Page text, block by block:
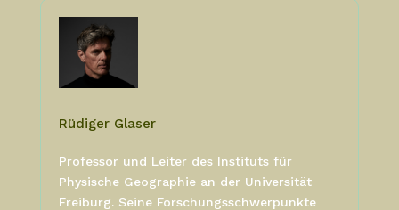
Rüdiger Glaser
Professor und Leiter des Instituts für
Physische Geographie an der Universität
Freiburg. Seine Forschungsschwerpunkte